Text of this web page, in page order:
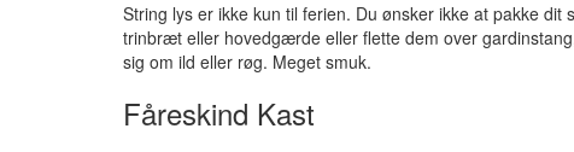
String lys er ikke kun til ferien. Du ønsker ikke at pakke
trinbræt eller hovedgærde eller flette dem over
sig om ild eller røg. Meget smuk.
Fåreskind Kast